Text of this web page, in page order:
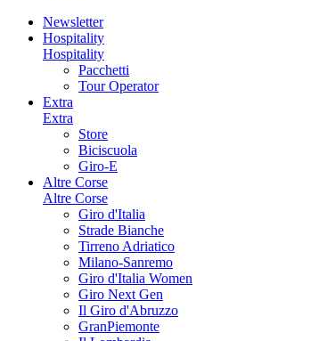
Newsletter
Hospitality
Hospitality
Pacchetti
Tour Operator
Extra
Extra
Store
Biciscuola
Giro-E
Altre Corse
Altre Corse
Giro d'Italia
Strade Bianche
Tirreno Adriatico
Milano-Sanremo
Giro d'Italia Women
Giro Next Gen
Il Giro d'Abruzzo
GranPiemonte